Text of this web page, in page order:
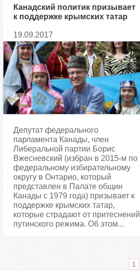
Канадский политик призывает
к поддержке крымских татар
19.09.2017
Депутат федерального
парламента Канады, член
Либеральной партии Борис
Вжесневский (избран в 2015-м по
федеральному избирательному
округу в Онтарио, который
представлен в Палате общин
Канады с 1979 года) призывает к
поддержке крымских татар,
которые страдают от притеснений
путинского режима. Об этом...
1